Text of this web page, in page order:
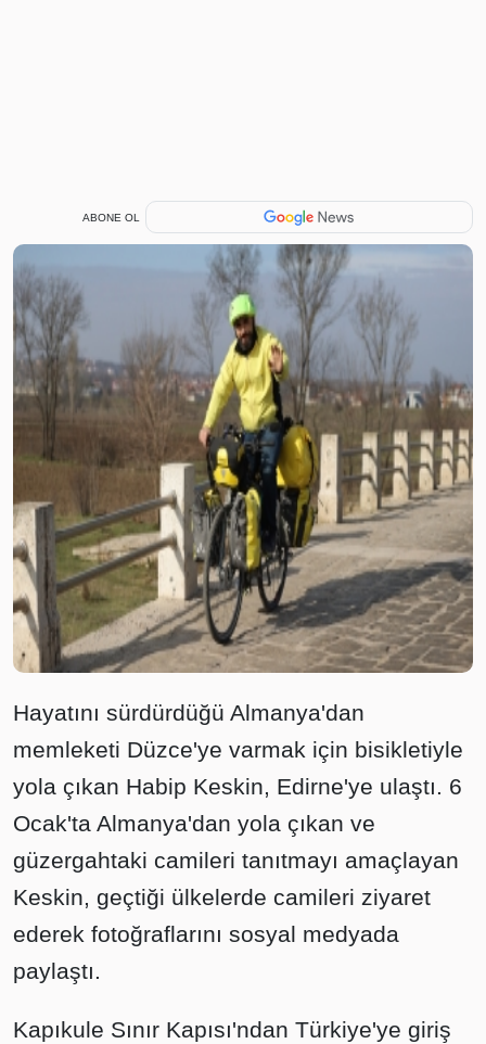
ABONE OL
Hayatını sürdürdüğü Almanya'dan
memleketi Düzce'ye varmak için bisikletiyle
yola çıkan Habip Keskin, Edirne'ye ulaştı. 6
Ocak'ta Almanya'dan yola çıkan ve
güzergahtaki camileri tanıtmayı amaçlayan
Keskin, geçtiği ülkelerde camileri ziyaret
ederek fotoğraflarını sosyal medyada
paylaştı.
Kapıkule Sınır Kapısı'ndan Türkiye'ye giriş